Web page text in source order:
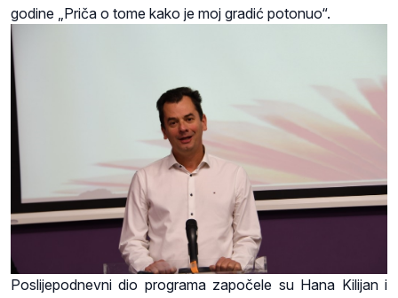
godine „Priča o tome kako je moj gradić potonuo“.
Poslijepodnevni dio programa započele su Hana Kilijan i